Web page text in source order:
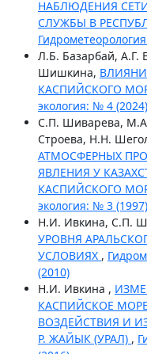
НАБЛЮДЕНИЯ
СЛУЖБЫ В
Л.Б. Базарбай, А.Г.
Шишкина,
КАСПИЙСКОГО
экология: № 4 (2024)
С.П. Шиварева,
Строева, Н.Н.
АТМОСФЕРНЫХ
ЯВЛЕНИЯ У
КАСПИЙСКОГО
экология: № 3 (1997)
Н.И. Ивкина, С.П.
УРОВНЯ
УСЛОВИЯХ ,
(2010)
Н.И. Ивкина ,
КАСПИЙСКОЕ
ВОЗДЕЙСТВИЯ И
Р. ЖАЙЫК (УРАЛ) ,